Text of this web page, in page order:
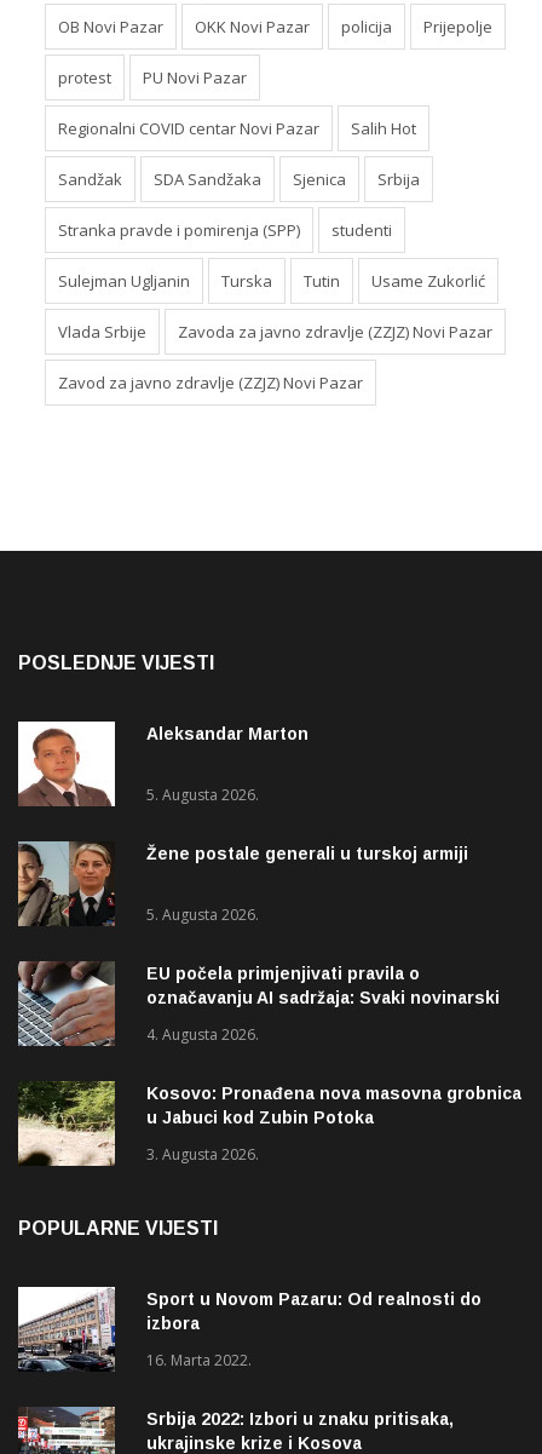
OB Novi Pazar OKK Novi Pazar policija Prijepolje
protest PU Novi Pazar
Regionalni COVID centar Novi Pazar Salih Hot
Sandžak SDA Sandžaka Sjenica Srbija
Stranka pravde i pomirenja (SPP) studenti
Sulejman Ugljanin Turska Tutin Usame Zukorlić
Vlada Srbije Zavoda za javno zdravlje (ZZJZ) Novi Pazar
Zavod za javno zdravlje (ZZJZ) Novi Pazar
POSLEDNJE VIJESTI
Aleksandar Marton
5. Augusta 2026.
Žene postale generali u turskoj armiji
5. Augusta 2026.
EU počela primjenjivati pravila o
označavanju AI sadržaja: Svaki novinarski
4. Augusta 2026.
Kosovo: Pronađena nova masovna grobnica
u Jabuci kod Zubin Potoka
3. Augusta 2026.
POPULARNE VIJESTI
Sport u Novom Pazaru: Od realnosti do
izbora
16. Marta 2022.
Srbija 2022: Izbori u znaku pritisaka,
ukrajinske krize i Kosova